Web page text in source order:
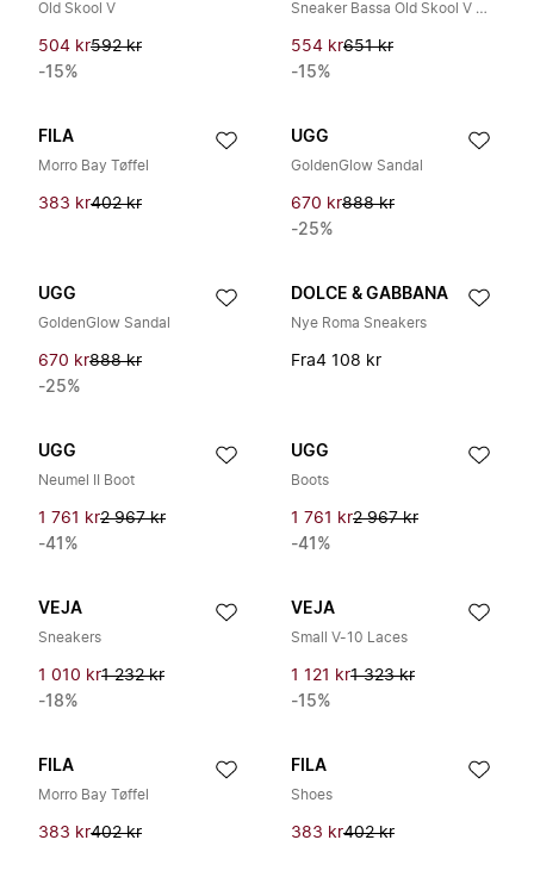
Old Skool V
504 kr592 kr
-15%
Sneaker Bassa Old Skool V Glitter
554 kr651 kr
-15%
FILA
Morro Bay Tøffel
383 kr402 kr
UGG
GoldenGlow Sandal
670 kr888 kr
-25%
UGG
GoldenGlow Sandal
670 kr888 kr
-25%
DOLCE & GABBANA
Nye Roma Sneakers
Fra4 108 kr
UGG
Neumel II Boot
1 761 kr2 967 kr
-41%
UGG
Boots
1 761 kr2 967 kr
-41%
VEJA
Sneakers
1 010 kr1 232 kr
-18%
VEJA
Small V-10 Laces
1 121 kr1 323 kr
-15%
FILA
Morro Bay Tøffel
383 kr402 kr
FILA
Shoes
383 kr402 kr